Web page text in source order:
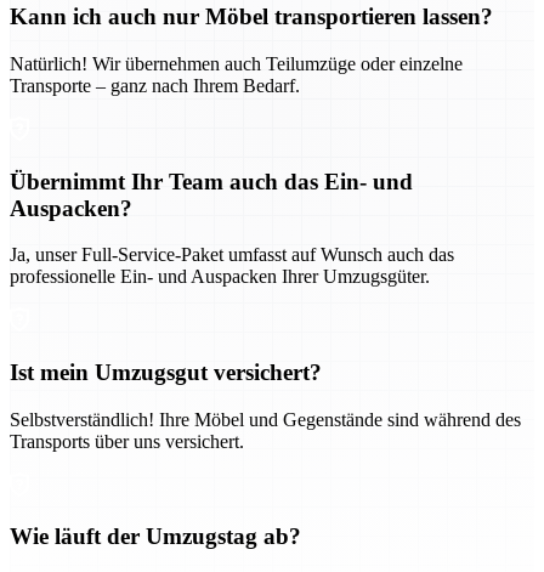
Kann ich auch nur Möbel transportieren lassen?
Natürlich! Wir übernehmen auch Teilumzüge oder einzelne
Transporte – ganz nach Ihrem Bedarf.
Übernimmt Ihr Team auch das Ein- und
Auspacken?
Ja, unser Full-Service-Paket umfasst auf Wunsch auch das
professionelle Ein- und Auspacken Ihrer Umzugsgüter.
Ist mein Umzugsgut versichert?
Selbstverständlich! Ihre Möbel und Gegenstände sind während des
Transports über uns versichert.
Wie läuft der Umzugstag ab?